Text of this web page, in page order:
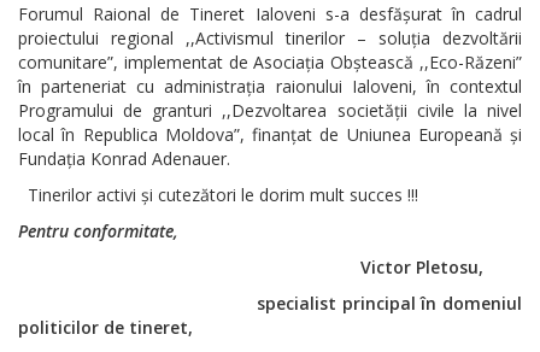
Forumul Raional de Tineret Ialoveni s-a desfășurat în cadrul
proiectului regional ,,Activismul tinerilor – soluția dezvoltării
comunitare”, implementat de Asociația Obștească ,,Eco-Răzeni”
în parteneriat cu administrația raionului Ialoveni, în contextul
Programului de granturi ,,Dezvoltarea societății civile la nivel
local în Republica Moldova”, finanțat de Uniunea Europeană și
Fundația Konrad Adenauer.
Tinerilor activi și cutezători le dorim mult succes !!!
Pentru conformitate,
Victor Pletosu,
specialist principal în domeniul
politicilor de tineret,